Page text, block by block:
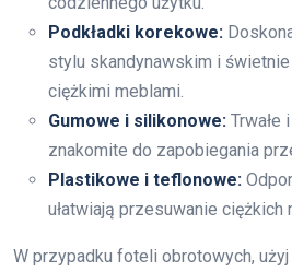
Podkładki korekowe:
stylu skandynawskim i
ciężkimi meblami.
Gumowe i silikonowe: Trwałe
znakomite do zapobiegania
Plastikowe i teflonowe:
ułatwiają przesuwanie ciężkich
W przypadku foteli obrotowych, użyj